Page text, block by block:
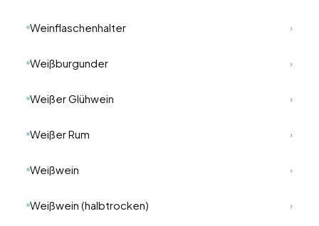
Weinflaschenhalter ›
Weißburgunder ›
Weißer Glühwein ›
Weißer Rum ›
Weißwein ›
Weißwein (halbtrocken) ›